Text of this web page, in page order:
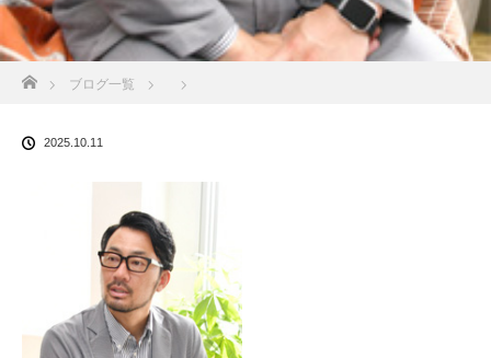
ブログ一覧
2025.10.11